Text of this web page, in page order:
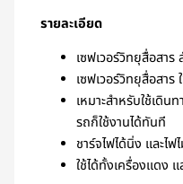
รายละเอียด
เซฟเวอร์วิทยุสื่อสาร
เซฟเวอร์วิทยุสื่อสาร
เหมาะสำหรับใช้เดิ
รถก็ใช้งานได้ทันที
ชาร์จไฟได้นิ่ง และไฟ
ใช้ได้ทั้งเครื่องแดง แ